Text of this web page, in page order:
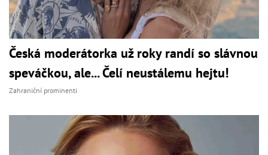
Česká moderátorka už roky randí so slávnou
speváčkou, ale... Čelí neustálemu hejtu!
Zahraniční prominenti